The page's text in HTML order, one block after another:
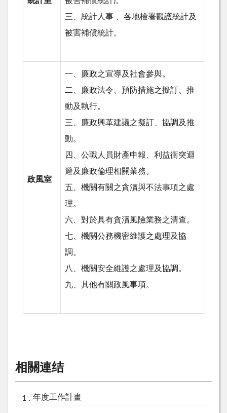
三、統計人事 、各地檢署觀護統計及
被害補償統計。
政風室
一、廉政之宣導及社會參與。
二、廉政法令、預防措施之擬訂、推
動及執行。
三、廉政興革建議之擬訂、協調及推
動。
四、公職人員財產申報、利益衝突迴
避及廉政倫理相關業務。
五、機關有關之貪瀆與不法事項之處
理。
六、對於具有貪瀆風險業務之清查。
七、機關公務機密維護之處理及協
調。
八、機關安全維護之處理及協調。
九、其他有關政風事項。
相關連结
年度工作計畫